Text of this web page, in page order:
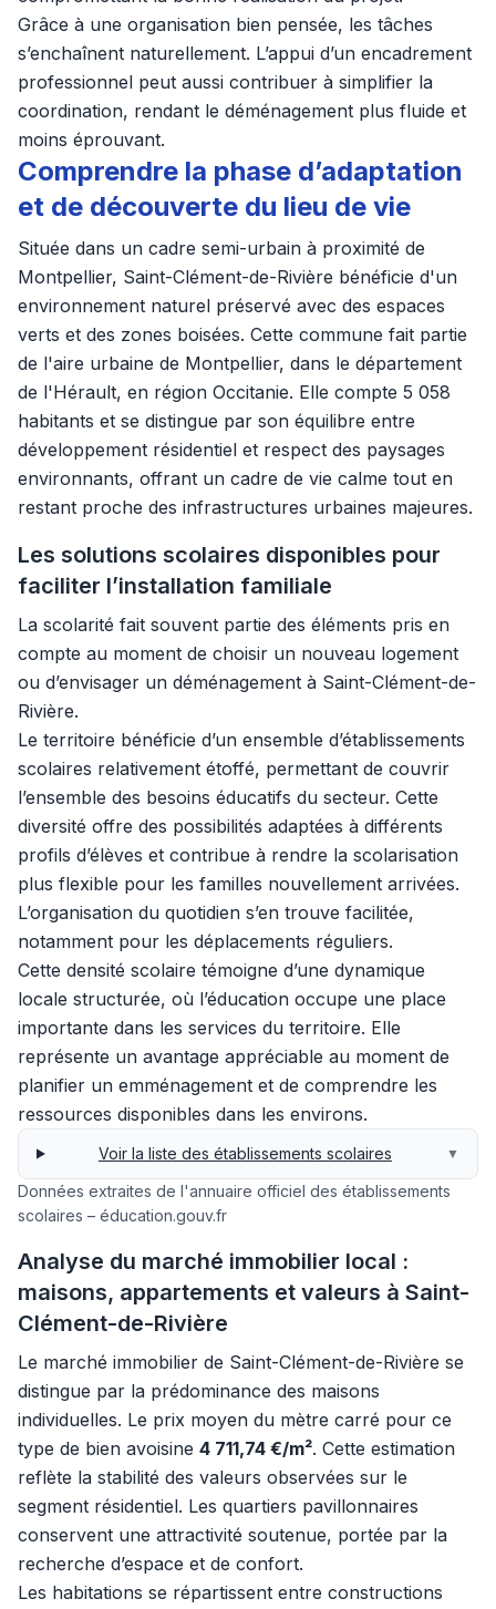
Grâce à une organisation bien pensée, les tâches
s’enchaînent naturellement. L’appui d’un encadrement
professionnel peut aussi contribuer à simplifier la
coordination, rendant le déménagement plus fluide et
moins éprouvant.
Comprendre la phase d’adaptation
et de découverte du lieu de vie
Située dans un cadre semi-urbain à proximité de
Montpellier, Saint-Clément-de-Rivière bénéficie d'un
environnement naturel préservé avec des espaces
verts et des zones boisées. Cette commune fait partie
de l'aire urbaine de Montpellier, dans le département
de l'Hérault, en région Occitanie. Elle compte 5 058
habitants et se distingue par son équilibre entre
développement résidentiel et respect des paysages
environnants, offrant un cadre de vie calme tout en
restant proche des infrastructures urbaines majeures.
Les solutions scolaires disponibles pour
faciliter l’installation familiale
La scolarité fait souvent partie des éléments pris en
compte au moment de choisir un nouveau logement
ou d’envisager un déménagement à Saint-Clément-de-
Rivière.
Le territoire bénéficie d’un ensemble d’établissements
scolaires relativement étoffé, permettant de couvrir
l’ensemble des besoins éducatifs du secteur. Cette
diversité offre des possibilités adaptées à différents
profils d’élèves et contribue à rendre la scolarisation
plus flexible pour les familles nouvellement arrivées.
L’organisation du quotidien s’en trouve facilitée,
notamment pour les déplacements réguliers.
Cette densité scolaire témoigne d’une dynamique
locale structurée, où l’éducation occupe une place
importante dans les services du territoire. Elle
représente un avantage appréciable au moment de
planifier un emménagement et de comprendre les
ressources disponibles dans les environs.
Voir la liste des établissements scolaires ▼
Données extraites de l'annuaire officiel des établissements
scolaires – éducation.gouv.fr
Analyse du marché immobilier local :
maisons, appartements et valeurs à Saint-
Clément-de-Rivière
Le marché immobilier de Saint-Clément-de-Rivière se
distingue par la prédominance des maisons
individuelles. Le prix moyen du mètre carré pour ce
type de bien avoisine 4 711,74 €/m². Cette estimation
reflète la stabilité des valeurs observées sur le
segment résidentiel. Les quartiers pavillonnaires
conservent une attractivité soutenue, portée par la
recherche d’espace et de confort.
Les habitations se répartissent entre constructions